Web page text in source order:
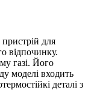
для
відпочинку.
газі. Його
моделі входить
деталі з